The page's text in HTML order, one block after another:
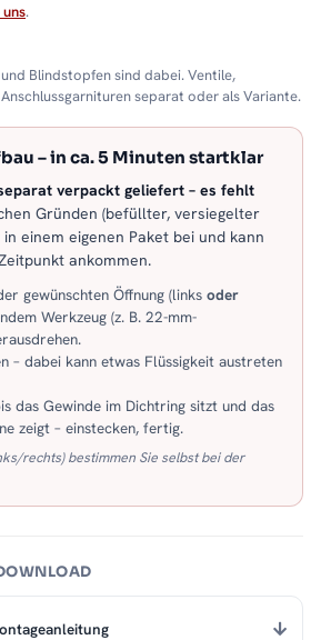
uns.
Blindstopfen sind dabei. Ventile,
separat oder als Variante.
– in ca. 5 Minuten startklar
verpackt geliefert – es fehlt
Gründen (befüllter, versiegelter
einem eigenen Paket bei und kann
ankommen.
gewünschten Öffnung (links oder
Werkzeug (z. B. 22-mm-
– dabei kann etwas Flüssigkeit austreten
das Gewinde im Dichtring sitzt und das
zeigt – einstecken, fertig.
rechts) bestimmen Sie selbst bei der